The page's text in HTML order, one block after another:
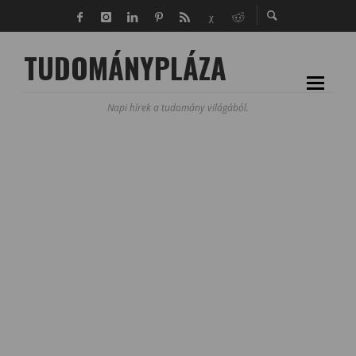
TUDOMÁNYPLÁZA
Napi hírek a tudomány világából.